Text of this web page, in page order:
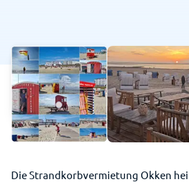
Die Strandkorbvermietung Okken